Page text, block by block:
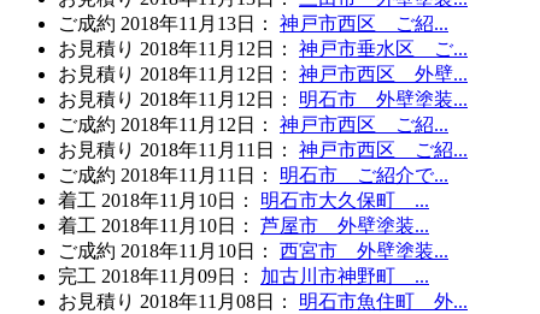
ご成約 2018年11月13日 ：
神戸市西区 ご紹...
お見積り 2018年11月12日 ：
神戸市垂水区 ご...
お見積り 2018年11月12日 ：
神戸市西区 外壁...
お見積り 2018年11月12日 ：
明石市 外壁塗装...
ご成約 2018年11月12日 ：
神戸市西区 ご紹...
お見積り 2018年11月11日 ：
神戸市西区 ご紹...
ご成約 2018年11月11日 ：
明石市 ご紹介で...
着工 2018年11月10日 ：
明石市大久保町 ...
着工 2018年11月10日 ：
芦屋市 外壁塗装...
ご成約 2018年11月10日 ：
西宮市 外壁塗装...
完工 2018年11月09日 ：
加古川市神野町 ...
お見積り 2018年11月08日 ：
明石市魚住町 外...